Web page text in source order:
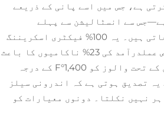
ہے، جس میں اسے پانی کے ذریعے
لگایا جاتا ہے—جس سے انسٹالیشن سے پہلے
مائیکرو دراڑیں، ڈھالنے کی خشکی یا سیل کی کمزوریاں ظاہر ہو جاتی ہیں۔ یہ 100% فیکٹری اسکریننگ
اُن اُچّے دباؤ والے نظاموں میں رساؤ کو روکتی ہے، جہاں ناپتہ نقص عملدرآمد کی 23% ناکامیوں کا باعث
بنتے ہیں (ASME B31.8)۔ اسی طرح، API 607 فائر-سیف سرٹیفیکیشن کے تحت والوز کو 1,400°F کے درجہ
سے یہ تصدیق ہوتی ہے کہ اندرونی سیلز
نہیں نکلتا۔ دونوں معیارات کو